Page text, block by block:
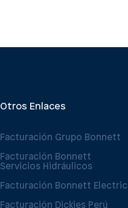
Otros Enlaces
Facturación Grupo Bonnett
Facturación Bonnett
Servicios Hidráulicos
Facturación Bonnett Electric
Facturación Dickies Perú